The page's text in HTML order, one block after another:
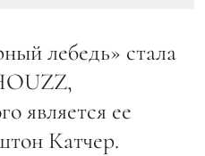
лебедь» стала
является ее
Катчер.